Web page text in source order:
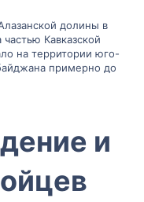
долины в
Кавказской
на территории юго-
примерно до
и